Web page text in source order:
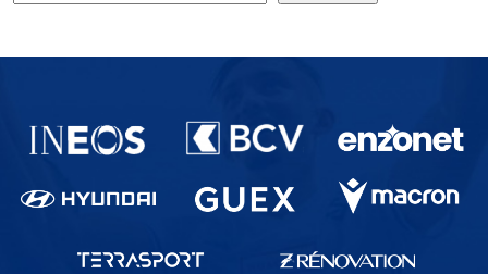
Partenaires du lausanne-Sport